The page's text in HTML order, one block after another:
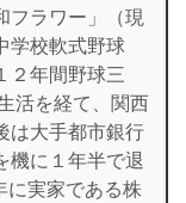
フラワー」（現
学校軟式野球
２年間野球三
活を経て、関西
は大手都市銀行
機に１年半で退
に実家である株